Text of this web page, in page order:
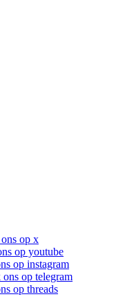
op x
op youtube
op instagram
ons op telegram
op threads